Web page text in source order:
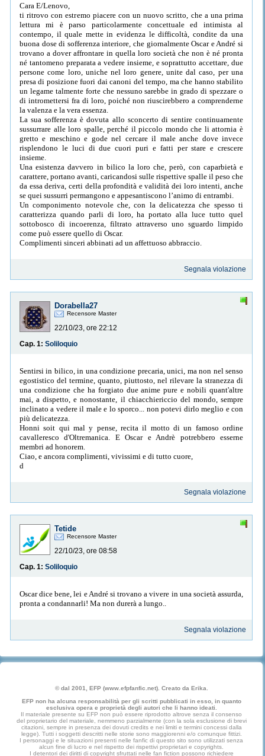
Cara E/Lenovo,
ti ritrovo con estremo piacere con un nuovo scritto, che a una prima
lettura mi è parso particolarmente concettuale ed intimista al
contempo, il quale mette in evidenza le difficoltà, condite da una
buona dose di sofferenza interiore, che giornalmente Oscar e André si
trovano a dover affrontare in quella loro società che non è né pronta
né tantomeno preparata a vedere insieme, e soprattutto accettare, due
persone come loro, uniche nel loro genere, unite dal caso, per una
presa di posizione fuori dai canoni del tempo, ma che hanno stabilito
un legame talmente forte che nessuno sarebbe in grado di spezzare o
di intromettersi fra di loro, poiché non riuscirebbero a comprenderne
la valenza e la vera essenza.
La sua sofferenza è dovuta allo sconcerto di sentire continuamente
sussurrare alle loro spalle, perché il piccolo mondo che li attornia è
gretto e meschino e gode nel cercare il male anche dove invece
risplendono le luci di due cuori puri e fatti per stare e crescere
insieme.
Una esistenza davvero in bilico la loro che, però, con caparbietà e
carattere, portano avanti, caricandosi sulle rispettive spalle il peso che
da essa deriva, certi della profondità e validità dei loro intenti, anche
se quei sussurri permangono e appesantiscono l’animo di entrambi.
Un componimento notevole che, con la delicatezza che spesso ti
caratterizza quando parli di loro, ha portato alla luce tutto quel
sottobosco di incoerenza, filtrato attraverso uno sguardo limpido
come può essere quello di Oscar.
Complimenti sinceri abbinati ad un affettuoso abbraccio.
Segnala violazione
Dorabella27
Recensore Master
22/10/23, ore 22:12
Cap. 1: Soliloquio
Sentirsi in bilico, in una condizione precaria, unici, ma non nel senso
egostistico del termine, quanto, piuttosto, nel rilevare la stranezza di
una condizione che ha forgiato due anime pure e nobili quant'altre
mai, a dispetto, e nonostante, il chiacchiericcio del mondo, sempre
inclinato a vedere il male e lo sporco... non potevi dirlo meglio e con
più delicatezza.
Honni soit qui mal y pense, recita il motto di un famoso ordine
cavalleresco d'Oltremanica. E Oscar e Andrè potrebbero esserne
membri ad honorem.
Ciao, e ancora complimenti, vivissimi e di tutto cuore,
d
Segnala violazione
Tetide
Recensore Master
22/10/23, ore 08:58
Cap. 1: Soliloquio
Oscar dice bene, lei e André si trovano a vivere in una società assurda,
pronta a condannarli! Ma non durerà a lungo..
Segnala violazione
© dal 2001, EFP (www.efpfanfic.net). Creato da Erika.
EFP non ha alcuna responsabilità per gli scritti pubblicati in esso, in quanto
esclusiva opera e proprietà degli autori che li hanno ideati.
Il materiale presente su EFP non può essere riprodotto altrove senza il consenso
del proprietario del materiale, nemmeno parzialmente (con la sola esclusione di brevi
citazioni, sempre in presenza dei dovuti credits e nei limiti e termini concessi dalla
legge). Tutti i soggetti descritti nelle storie sono maggiorenni e/o comunque fittizi.
I personaggi e le situazioni presenti nelle fanfic di questo sito sono utilizzati senza
alcun fine di lucro e nel rispetto dei rispettivi proprietari e copyrights.
I detentori dei diritti di copyright sfruttati nelle fan fiction possono richiedere